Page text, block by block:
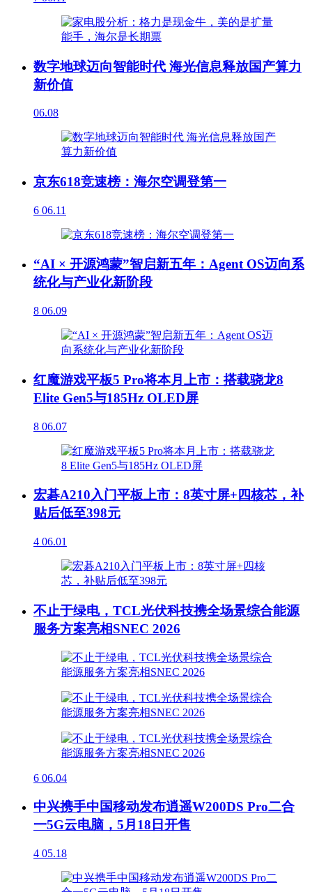
数字地球迈向智能时代 海光信息释放国产算力
新价值
06.08
京东618竞速榜：海尔空调登第一
6 06.11
“AI × 开源鸿蒙”智启新五年：Agent OS迈向系
统化与产业化新阶段
8 06.09
红魔游戏平板5 Pro将本月上市：搭载骁龙8
Elite Gen5与185Hz OLED屏
8 06.07
宏碁A210入门平板上市：8英寸屏+四核芯，补
贴后低至398元
4 06.01
不止于绿电，TCL光伏科技携全场景综合能源
服务方案亮相SNEC 2026
6 06.04
中兴携手中国移动发布逍遥W200DS Pro二合
一5G云电脑，5月18日开售
4 05.18